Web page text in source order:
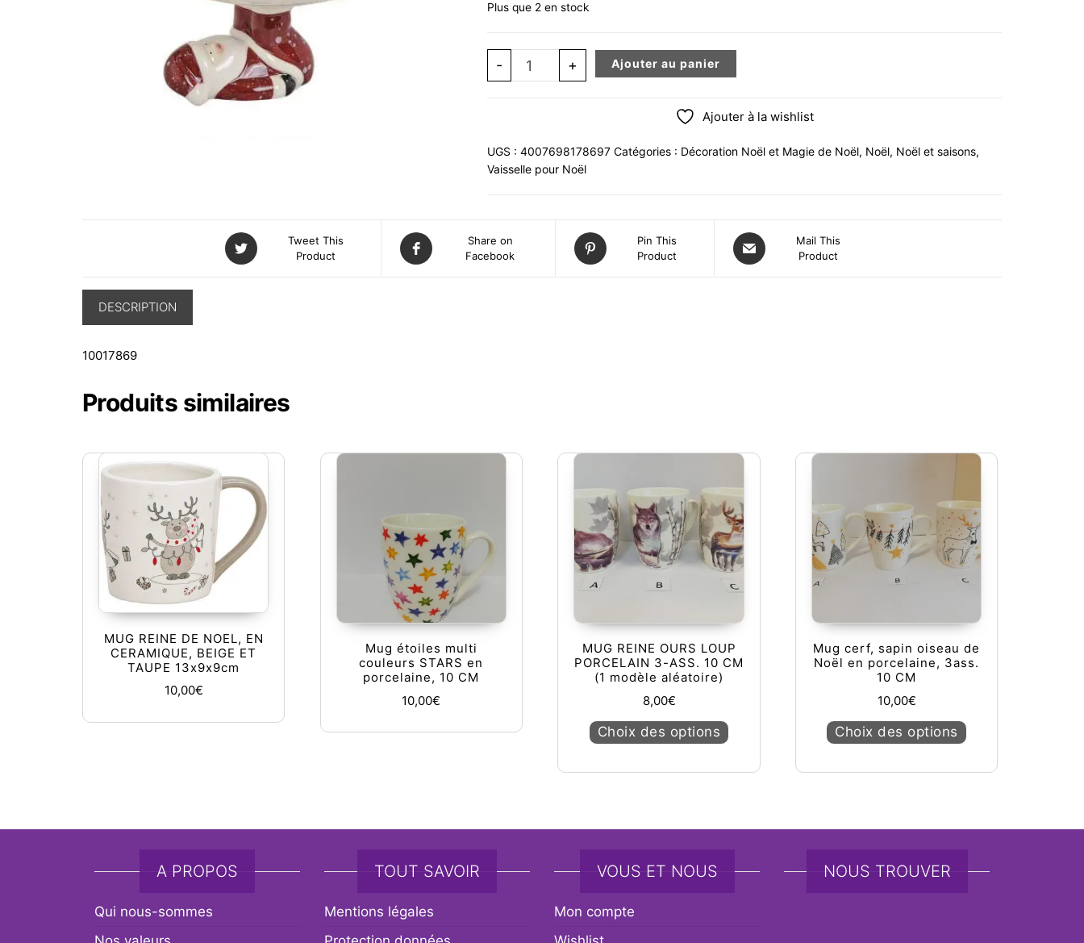
Plus que 2 en stock
- quantité de bONNBONIERE ASSIETTE PERE NOEL EN CERAMIQUE 7X12CM
+ Ajouter au panier
Ajouter à la wishlist
UGS : 4007698178697 Catégories : Décoration Noël et Magie de Noël, Noël, Noël et saisons,
Vaisselle pour Noël
Tweet This
Product
Share on
Facebook
Pin This
Product
Mail This
Product
DESCRIPTION
10017869
Produits similaires
MUG REINE DE NOEL, EN
CERAMIQUE, BEIGE ET
TAUPE 13x9x9cm
10,00€
Mug étoiles multi
couleurs STARS en
porcelaine, 10 CM
10,00€
MUG REINE OURS LOUP
PORCELAIN 3-ASS. 10 CM
(1 modèle aléatoire)
8,00€
Choix des options Ce produit a plusieurs variations. Les options peuvent être
Mug cerf, sapin oiseau de
Noël en porcelaine, 3ass.
10 CM
10,00€
Choix des options Ce produit a
A PROPOS
Qui nous-sommes
TOUT SAVOIR
Mentions légales
VOUS ET NOUS
Mon compte
NOUS TROUVER